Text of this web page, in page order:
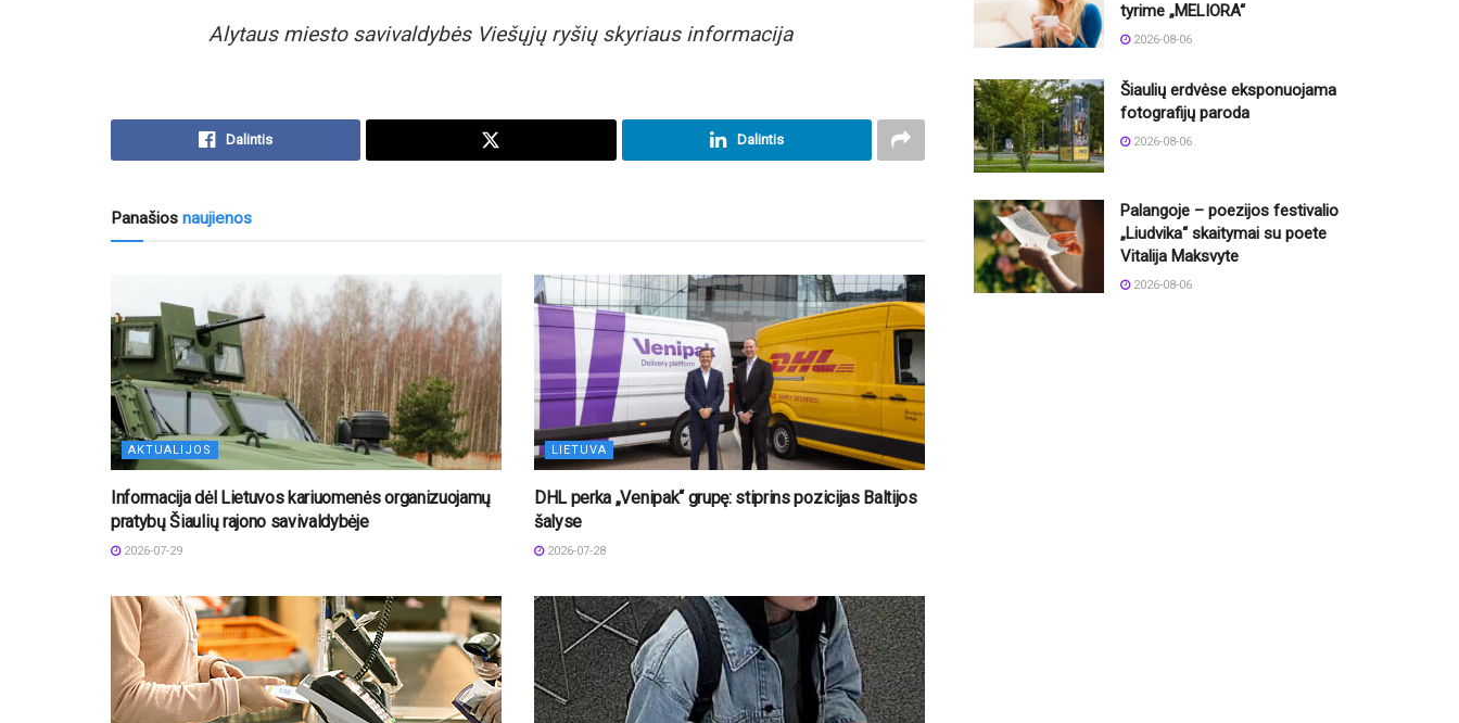
Alytaus miesto savivaldybės Viešųjų ryšių skyriaus informacija
Dalintis Dalintis
Panašios naujienos
AKTUALIJOS
Informacija dėl Lietuvos kariuomenės organizuojamų
pratybų Šiaulių rajono savivaldybėje
2026-07-29
LIETUVA
DHL perka „Venipak“ grupę: stiprins pozicijas Baltijos
šalyse
2026-07-28
tyrime „MELIORA“
2026-08-06
Šiaulių erdvėse eksponuojama
fotografijų paroda
2026-08-06
Palangoje – poezijos festivalio
„Liudvika“ skaitymai su poete
Vitalija Maksvyte
2026-08-06